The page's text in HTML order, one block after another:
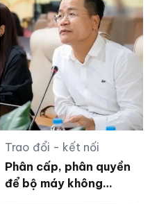
Trao đổi - kết nối
Phân cấp, phân quyền
để bộ máy không